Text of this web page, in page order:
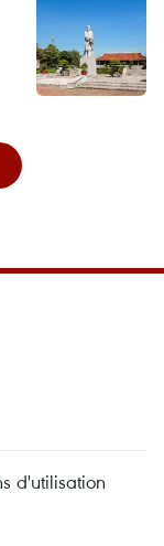
d'utilisation